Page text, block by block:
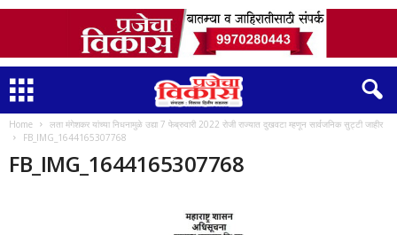
Home
लता मंगेशकर यांच्या निधनामुळे उद्या 7 फेब्रुवारी 2022 रोजी राज्यात दुखवटा म्हणून सार्वजनिक सुट्टी जाहीर
FB_IMG_1644165307768
FB_IMG_1644165307768